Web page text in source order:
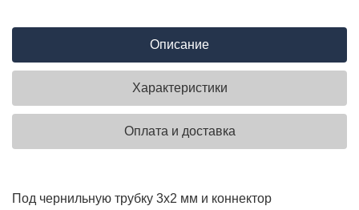
Описание
Характеристики
Оплата и доставка
Под чернильную трубку 3х2 мм и коннектор